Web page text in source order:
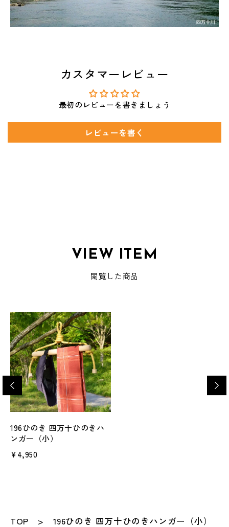
カスタマーレビュー
最初のレビューを書きましょう
レビューを書く
VIEW ITEM
閲覧した商品
196ひのき 四万十ひのきハ
ンガー（小）
¥4,950
TOP 196ひのき 四万十ひのきハンガー（小）